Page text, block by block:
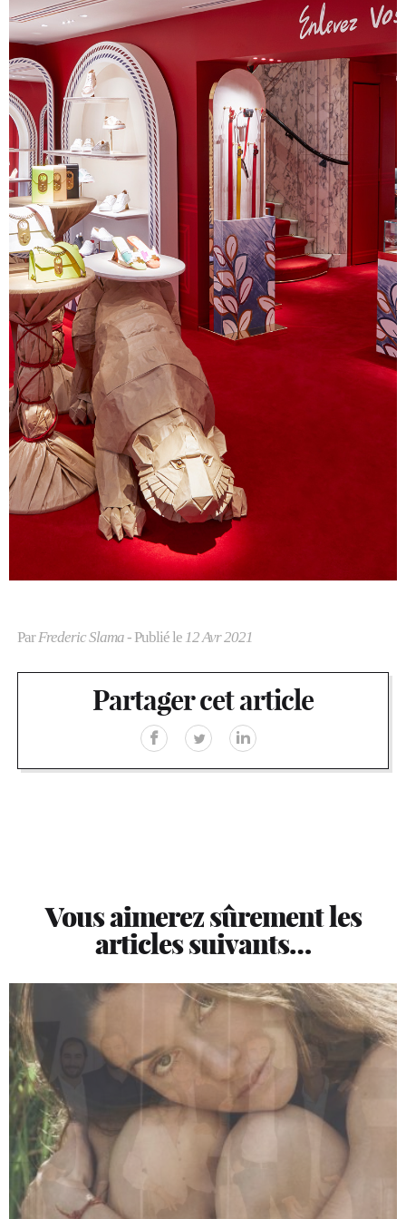
ParFrederic Slama- Publié le 12 Avr 2021
Partager cet article
Vous aimerez sûrement les
articles suivants…